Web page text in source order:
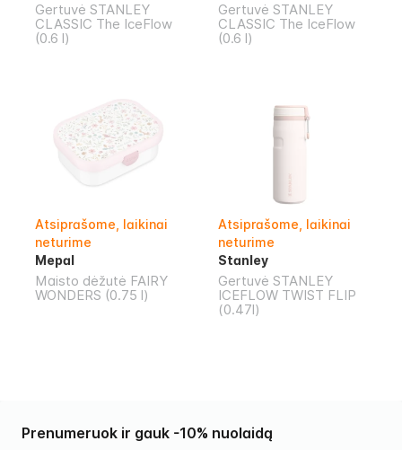
Gertuvė STANLEY
CLASSIC The IceFlow
(0.6 l)
Gertuvė STANLEY
CLASSIC The IceFlow
(0.6 l)
Atsiprašome, laikinai
neturime
Mepal
Maisto dėžutė FAIRY
WONDERS (0.75 l)
Atsiprašome, laikinai
neturime
Stanley
Gertuvė STANLEY
ICEFLOW TWIST FLIP
(0.47l)
Prenumeruok ir gauk -10% nuolaidą